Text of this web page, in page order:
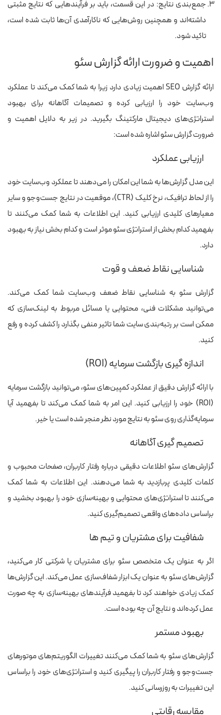
جمع‌بندی نتایج: در این قسمت، باید بر فرآیندهایی که نتایج مثبتی
داشته‌اند و همچنین روش‌هایی که ناکارآمدی آن‌ها ثابت شده است،
تاکید شود.
اهمیت و ضرورت ارائه گزارش سئو
ارائه گزارش SEO اهمیت زیادی دارد زیرا به شما کمک می‌کند تا عملکرد
وب‌سایت خود را ارزیابی کرده و تصمیمات آگاهانه برای بهبود
استراتژی‌های دیجیتال مارکتینگ بگیرید. در زیر به دلایل اهمیت و
ضرورت گزارش سئو اشاره شده است:
ارزیابی عملکرد
این مدل گزارش‌ها به شما این امکان را می‌دهند تا عملکرد وب‌سایت خود
را از لحاظ ترافیک، نرخ کلیک (CTR)، موقعیت در نتایج جست‌وجو و سایر
معیارهای کلیدی ارزیابی کنید. این اطلاعات به شما کمک می‌کنند تا
بفهمید کدام بخش از استراتژی سئو موثر است و کدام بخش نیاز به بهبود
دارد.
شناسایی نقاط ضعف و قوت
گزارش سئو به شناسایی نقاط ضعف وب‌سایت شما کمک می‌کند.
می‌توانید مشکلات فنی، محتوایی یا مسائل مربوط به لینک‌سازی که
ممکن است بر رتبه‌بندی سایت شما تاثیر منفی بگذارد را کشف کرده و رفع
کنید.
اندازه گیری بازگشت سرمایه (ROI)
با ارائه گزارش دقیق از عملکرد کمپین‌های سئو، می‌توانید بازگشت سرمایه
(ROI) خود را ارزیابی کنید. این امر به شما کمک می‌کند تا بفهمید آیا
سرمایه‌گذاری روی سئو به نتایج مورد نظر منجر شده است یا خیر.
تصمیم گیری آگاهانه
گزارش‌های سئو اطلاعات دقیقی درباره رفتار کاربران، صفحات محبوب و
کلمات کلیدی پربازدید به شما می‌دهند. این اطلاعات به شما کمک
می‌کنند تا استراتژی‌های محتوایی و بهینه‌سازی خود را بهبود بخشید و
براساس داده‌های واقعی تصمیم‌گیری کنید.
شفافیت برای مشتریان و تیم ها
اگر به عنوان یک متخصص سئو برای مشتریان یا شرکتی کار می‌کنید،
گزارش‌های سئو به عنوان یک ابزار شفاف‌سازی عمل می‌کند. این گزارش‌ها
کمک زیادی خواهند کرد تا بفهمید فرآیندهای بهینه‌سازی به چه صورت
عمل کرده‌اند و نتایج آن چه بوده است.
بهبود مستمر
گزارش‌های سئو به شما کمک می‌کنند تغییرات الگوریتم‌های موتورهای
جست‌وجو و رفتار کاربران را پیگیری کنید و استراتژی‌های خود را براساس
این تغییرات به‌ روزرسانی کنید.
مقایسه رقابتی